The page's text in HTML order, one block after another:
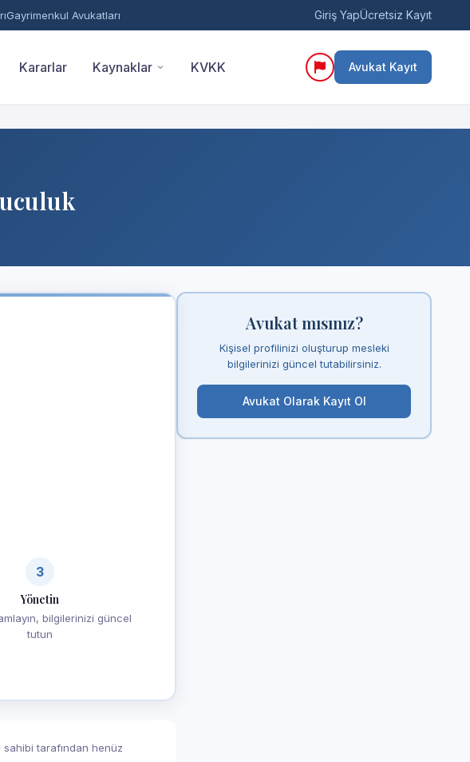
Gayrimenkul Avukatları Giriş YapÜcretsiz Kayıt
Kararlar Kaynaklar KVKK Avukat Kayıt
3
Yönetin
bilgilerinizi güncel
tutun
tarafından henüz
Avukat mısınız?
Kişisel profilinizi oluşturup mesleki
bilgilerinizi güncel tutabilirsiniz.
Avukat Olarak Kayıt Ol